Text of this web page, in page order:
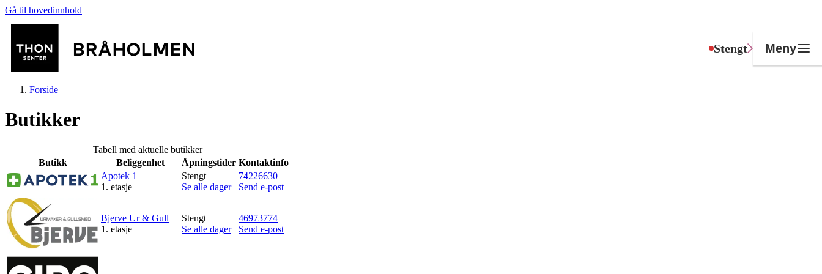
Gå til hovedinnhold
Stengt Meny
Butikker
Mat og drikke
Aktiviteter
Forside
Butikker
Tabell med aktuelle butikker
Butikk
Beliggenhet Åpningstider Kontaktinfo
Apotek 1
1. etasje
Stengt
Se alle dager
74226630
Send e-post
Bjerve Ur & Gull
1. etasje
Stengt
Se alle dager
46973774
Send e-post